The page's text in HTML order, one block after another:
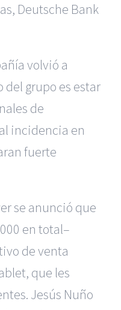
Deutsche Bank
volvió a
grupo es estar
de
incidencia en
fuerte
se anunció que
en total–
de venta
que les
Jesús Nuño